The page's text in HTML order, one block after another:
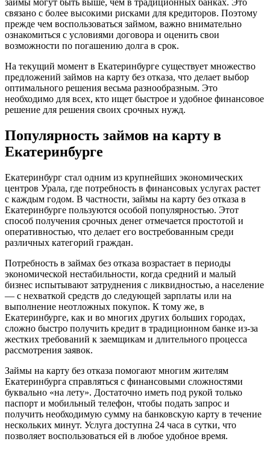
связано с более высокими рисками для кредиторов. Поэтому
прежде чем воспользоваться займом, важно внимательно
ознакомиться с условиями договора и оценить свои
возможности по погашению долга в срок.
На текущий момент в Екатеринбурге существует множество
предложений займов на карту без отказа, что делает выбор
оптимального решения весьма разнообразным. Это
необходимо для всех, кто ищет быстрое и удобное финансовое
решение для решения своих срочных нужд.
Популярность займов на карту в
Екатеринбурге
Екатеринбург стал одним из крупнейших экономических
центров Урала, где потребность в финансовых услугах растет
с каждым годом. В частности, займы на карту без отказа в
Екатеринбурге пользуются особой популярностью. Этот
способ получения срочных денег отмечается простотой и
оперативностью, что делает его востребованным среди
различных категорий граждан.
Потребность в займах без отказа возрастает в периоды
экономической нестабильности, когда средний и малый
бизнес испытывают затруднения с ликвидностью, а население
— с нехваткой средств до следующей зарплаты или на
выполнение неотложных покупок. К тому же, в
Екатеринбурге, как и во многих других больших городах,
сложно быстро получить кредит в традиционном банке из-за
жестких требований к заемщикам и длительного процесса
рассмотрения заявок.
Займы на карту без отказа помогают многим жителям
Екатеринбурга справляться с финансовыми сложностями
буквально «на лету». Достаточно иметь под рукой только
паспорт и мобильный телефон, чтобы подать запрос и
получить необходимую сумму на банковскую карту в течение
нескольких минут. Услуга доступна 24 часа в сутки, что
позволяет воспользоваться ей в любое удобное время.